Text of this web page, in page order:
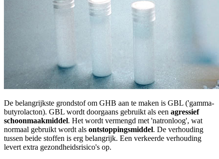
De belangrijkste grondstof om GHB aan te maken is GBL ('gamma-
butyrolacton). GBL wordt doorgaans gebruikt als een agressief
schoonmaakmiddel. Het wordt vermengd met 'natronloog', wat
normaal gebruikt wordt als ontstoppingsmiddel. De verhouding
tussen beide stoffen is erg belangrijk. Een verkeerde verhouding
levert extra gezondheidsrisico's op.